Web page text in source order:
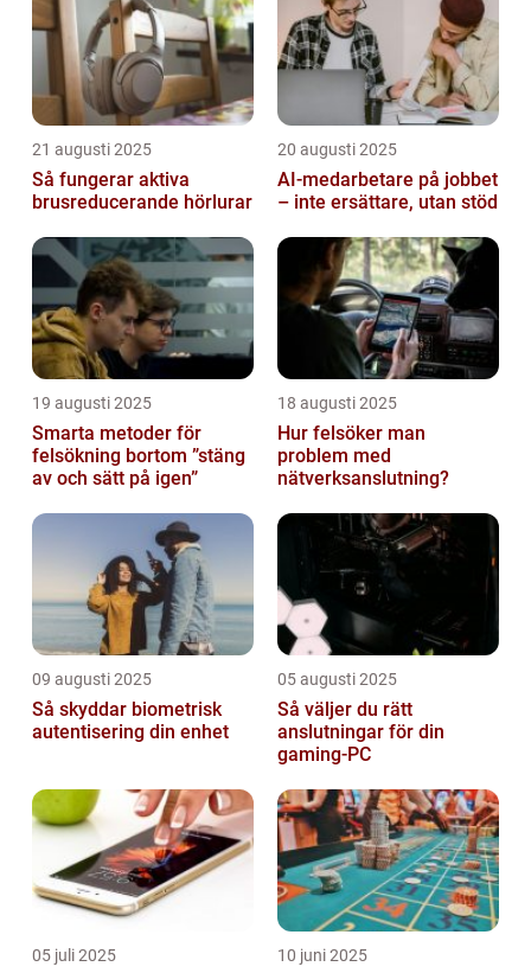
21 augusti 2025
Så fungerar aktiva
brusreducerande hörlurar
20 augusti 2025
AI‑medarbetare på jobbet
– inte ersättare, utan stöd
19 augusti 2025
Smarta metoder för
felsökning bortom ”stäng
av och sätt på igen”
18 augusti 2025
Hur felsöker man
problem med
nätverksanslutning?
09 augusti 2025
Så skyddar biometrisk
autentisering din enhet
05 augusti 2025
Så väljer du rätt
anslutningar för din
gaming-PC
05 juli 2025 10 juni 2025